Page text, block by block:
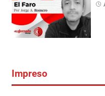
Impreso